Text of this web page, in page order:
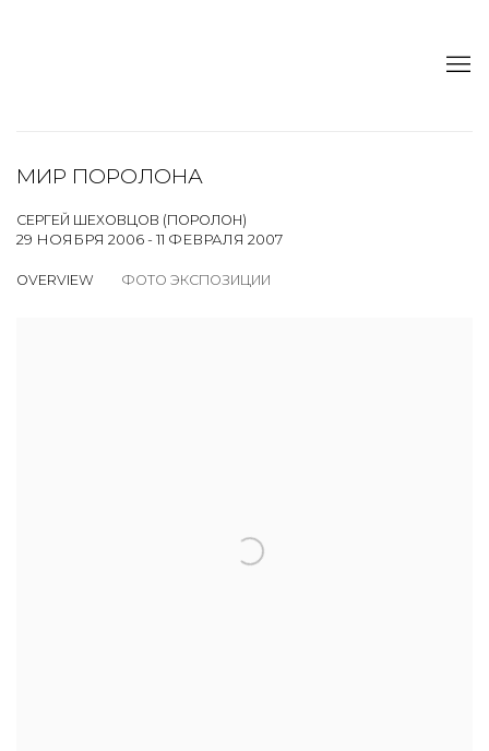
МИР ПОРОЛОНА
СЕРГЕЙ ШЕХОВЦОВ (ПОРОЛОН)
29 НОЯБРЯ 2006 - 11 ФЕВРАЛЯ 2007
OVERVIEW ФОТО ЭКСПОЗИЦИИ